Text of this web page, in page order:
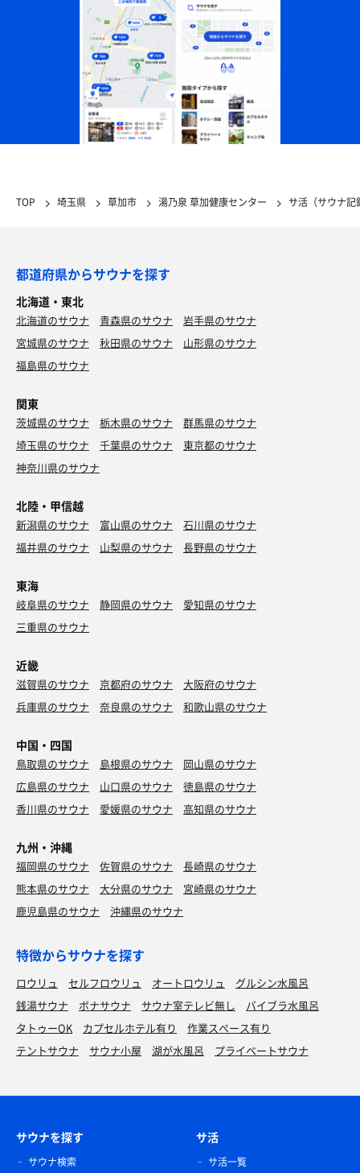
TOP 埼玉県 草加市 湯乃泉 草加健康センター サ活（サウナ記
都道府県からサウナを探す
北海道・東北
北海道のサウナ 青森県のサウナ
岩手県のサウナ
宮城県のサウナ
秋田県のサウナ
山形県のサウナ
福島県のサウナ
関東
茨城県のサウナ 栃木県のサウナ
群馬県のサウナ
埼玉県のサウナ
千葉県のサウナ
東京都のサウナ
神奈川県のサウナ
北陸・甲信越
新潟県のサウナ 富山県のサウナ
石川県のサウナ
福井県のサウナ
山梨県のサウナ 長野県のサウナ
東海
岐阜県のサウナ 静岡県のサウナ
愛知県のサウナ
三重県のサウナ
近畿
滋賀県のサウナ 京都府のサウナ
大阪府のサウナ
兵庫県のサウナ
奈良県のサウナ 和歌山県のサウナ
中国・四国
鳥取県のサウナ 島根県のサウナ
岡山県のサウナ
広島県のサウナ
山口県のサウナ
徳島県のサウナ
香川県のサウナ
愛媛県のサウナ 高知県のサウナ
九州・沖縄
福岡県のサウナ 佐賀県のサウナ
長崎県のサウナ
熊本県のサウナ
大分県のサウナ
宮崎県のサウナ
鹿児島県のサウナ
沖縄県のサウナ
特徴からサウナを探す
ロウリュ セルフロウリュ オートロウリュ
グルシン水風呂
銭湯サウナ
ボナサウナ サウナ室テレビ無し
バイブラ水風呂
タトゥーOK
カプセルホテル有り
作業スペース有り
テントサウナ
サウナ小屋 湖が水風呂 プライベートサウナ
サウナを探す
サウナ検索
サ活
サ活一覧